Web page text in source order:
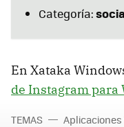
Categoría:
En Xataka
de Instagram para
TEMAS